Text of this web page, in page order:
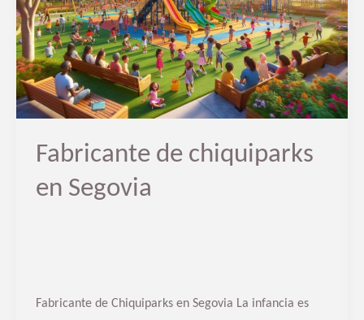
Fabricante de chiquiparks
en Segovia
Fabricante de Chiquiparks en Segovia La infancia es
en
Segovia